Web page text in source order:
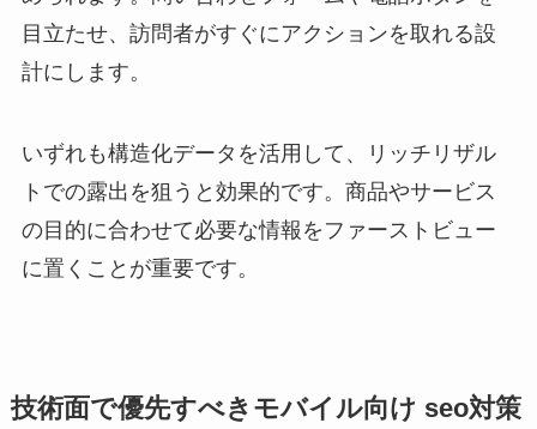
目立たせ、訪問者がすぐにアクションを取れる設
計にします。
いずれも構造化データを活用して、リッチリザル
トでの露出を狙うと効果的です。商品やサービス
の目的に合わせて必要な情報をファーストビュー
に置くことが重要です。
技術面で優先すべきモバイル向け seo対策